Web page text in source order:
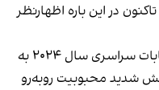
در این باره اظهارنظر
کی‌یر استارمر که حزب کارگر را در انتخابات سراسری سال ۲۰۲۴ به
شدید محبوبیت روبه‌رو